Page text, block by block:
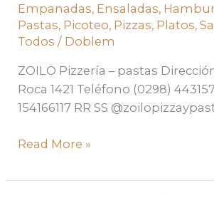
Empanadas, Ensaladas,
Pastas, Picoteo, Pizzas, Platos,
Todos / Doblem
ZOILO Pizzería – pastas
Roca 1421 Teléfono (0298)
154166117 RR SS
Read More »